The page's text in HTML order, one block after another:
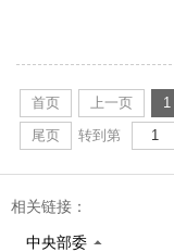
首页 上一页 1
尾页
转到第
相关链接：
中央部委